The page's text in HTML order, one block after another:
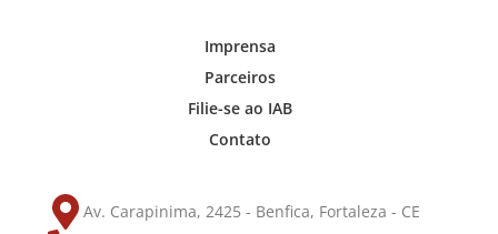
Imprensa
Parceiros
Filie-se ao IAB
Contato
Av. Carapinima, 2425 - Benfica, Fortaleza - CE